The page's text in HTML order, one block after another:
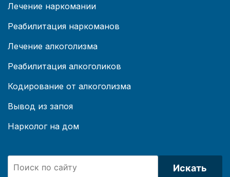
Лечение наркомании
Реабилитация наркоманов
Лечение алкоголизма
Реабилитация алкоголиков
Кодирование от алкоголизма
Вывод из запоя
Нарколог на дом
Искать